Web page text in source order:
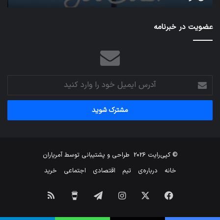
عضویت در خبرنامه
آدرس
ایمیل
خود
وارد
© کپی‌رایت 2026 طراحی و پشتیبانی توسطآمریاران
خانه
درباره‌ی تیم اقتصادی اجتماعی خرید
فیس
اینستاگرامتلگرام خوراک